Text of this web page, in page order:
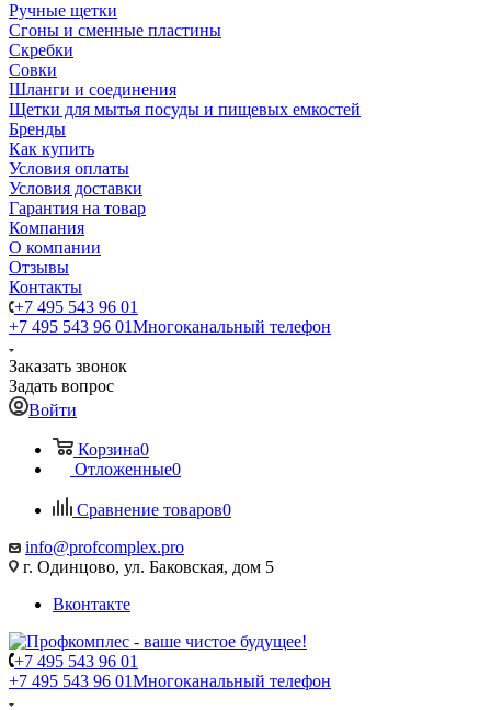
Ручные щетки
Сгоны и сменные пластины
Скребки
Совки
Шланги и соединения
Щетки для мытья посуды и пищевых емкостей
Бренды
Как купить
Условия оплаты
Условия доставки
Гарантия на товар
Компания
О компании
Отзывы
Контакты
+7 495 543 96 01
+7 495 543 96 01Многоканальный телефон
Заказать звонок
Задать вопрос
Войти
Корзина0
Отложенные0
Сравнение товаров0
info@profcomplex.pro
г. Одинцово, ул. Баковская, дом 5
Вконтакте
+7 495 543 96 01
+7 495 543 96 01Многоканальный телефон